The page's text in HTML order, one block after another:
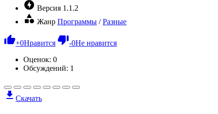
Версия 1.1.2
Жанр Программы /Разные
+0Нравится -0Не нравится
Оценок: 0
Обсуждений: 1
Скачать